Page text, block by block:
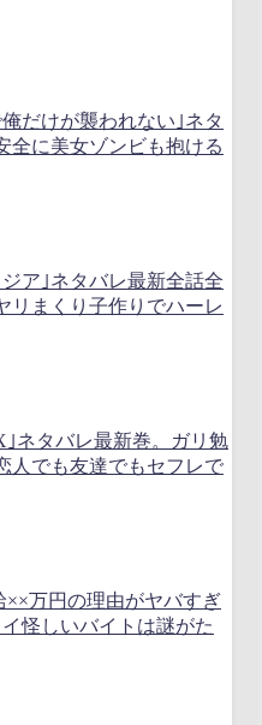
だけが襲われない｣ネタ
全に美女ゾンビも抱ける
ア｣ネタバレ最新全話全
リまくり子作りでハーレ
ネタバレ最新巻。ガリ勉
人でも友達でもセフレで
万円の理由がヤバすぎ
怪しいバイトは謎がた